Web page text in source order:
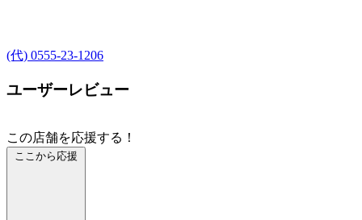
(代) 0555-23-1206
ユーザーレビュー
この店舗を応援する！
ここから応援